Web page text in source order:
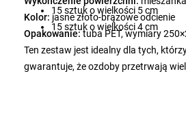
15 sztuk o wielkości 5 cm
15 sztuk o wielkości 4 cm
Kolor: jasne złoto-brązowe odcienie
Opakowanie:tuba PET, wymiary
Ten zestaw jest idealny dla tych,
gwarantuje, że ozdoby przetrwają